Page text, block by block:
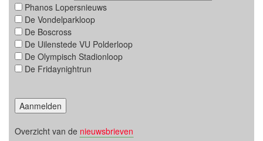
Phanos Lopersnieuws
De Vondelparkloop
De Boscross
De Uilenstede VU Polderloop
De Olympisch Stadionloop
De Fridaynightrun
Overzicht van de nieuwsbrieven